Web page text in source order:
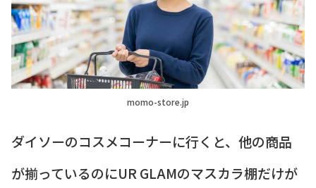
momo-store.jp
ダイソーのコスメコーナーに行くと、他の商品
が揃っているのにUR GLAMのマスカラ棚だけが